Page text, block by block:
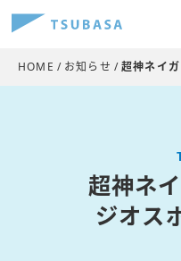
HOME お知らせ 超神ネイガ
超神ネ
ジオス